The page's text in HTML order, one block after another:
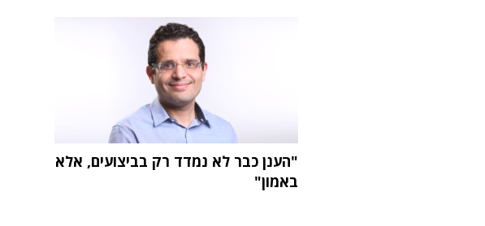
"הענן כבר לא נמדד רק בביצועים, אלא
באמון"